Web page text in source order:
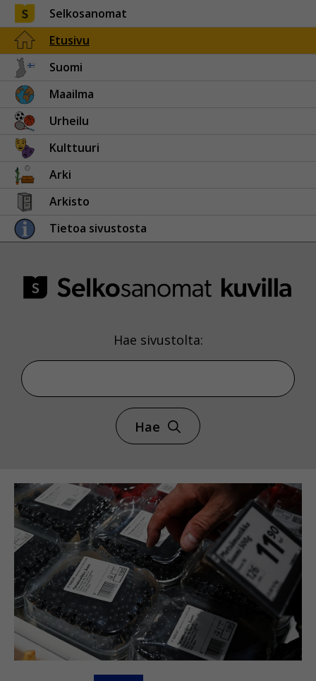
Selkosanomat
Etusivu
Suomi
Maailma
Urheilu
Kulttuuri
Arki
Arkisto
Tietoa sivustosta
Hae sivustolta:
Hae